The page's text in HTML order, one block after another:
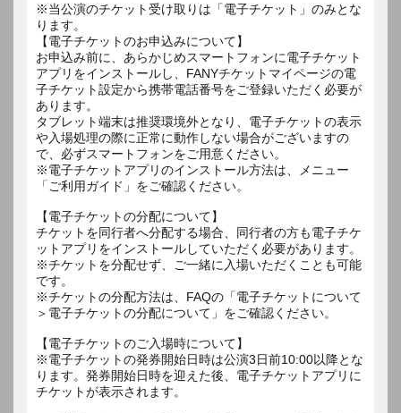
※当公演のチケット受け取りは「電子チケット」のみとな
ります。
【電子チケットのお申込みについて】
お申込み前に、あらかじめスマートフォンに電子チケット
アプリをインストールし、FANYチケットマイページの電
子チケット設定から携帯電話番号をご登録いただく必要が
あります。
タブレット端末は推奨環境外となり、電子チケットの表示
や入場処理の際に正常に動作しない場合がございますの
で、必ずスマートフォンをご用意ください。
※電子チケットアプリのインストール方法は、メニュー
「ご利用ガイド」をご確認ください。
【電子チケットの分配について】
チケットを同行者へ分配する場合、同行者の方も電子チケ
ットアプリをインストールしていただく必要があります。
※チケットを分配せず、ご一緒に入場いただくことも可能
です。
※チケットの分配方法は、FAQの「電子チケットについて
＞電子チケットの分配について」をご確認ください。
【電子チケットのご入場時について】
※電子チケットの発券開始日時は公演3日前10:00以降とな
ります。発券開始日時を迎えた後、電子チケットアプリに
チケットが表示されます。